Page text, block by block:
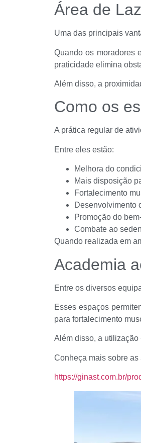
Área de
Uma das principais
Quando os moradores
praticidade elimina
Além disso, a
Como os
A prática regular de
Entre eles estão:
Melhora do
Mais disposição
Fortalecimento
Desenvolvimento
Promoção do
Combate ao
Quando realizada em
Academia
Entre os diversos
Esses espaços
para fortalecimento
Além disso, a utilização
Conheça mais sobre as
https://ginast.com.br/